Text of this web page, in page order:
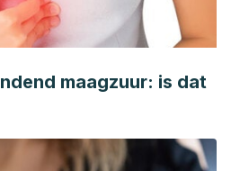
maagzuur: is dat